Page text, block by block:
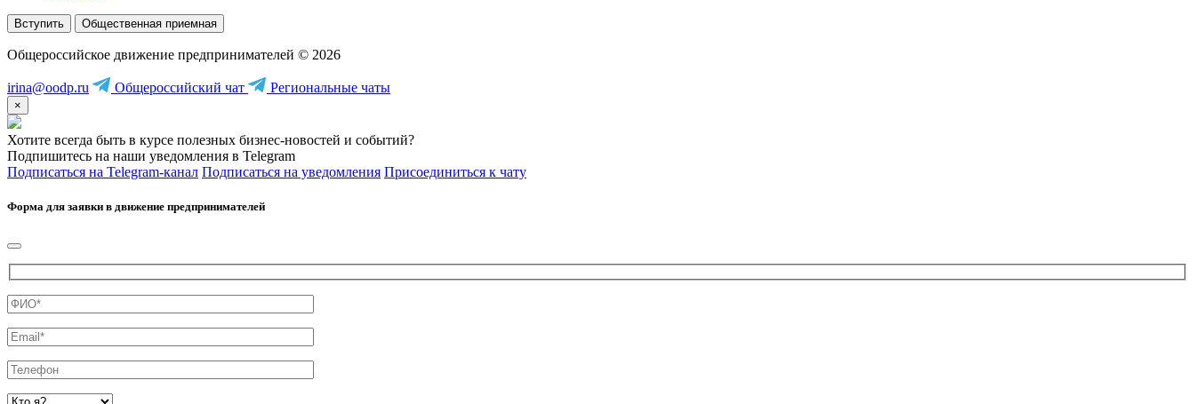
Вступить Общественная приемная
Общероссийское движение предпринимателей © 2026
irina@oodp.ru Общероссийский чат Региональные чаты
×
Хотите всегда быть в курсе полезных бизнес-новостей и событий?
Подпишитесь на наши уведомления в Telegram
Подписаться на Telegram-канал Подписаться на уведомления Присоединиться к чату
Форма для заявки в движение предпринимателей